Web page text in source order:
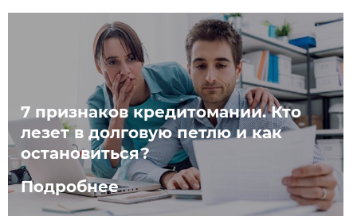
7 признаков кредитомании. Кто
лезет в долговую петлю и как
остановиться?
Подробнее